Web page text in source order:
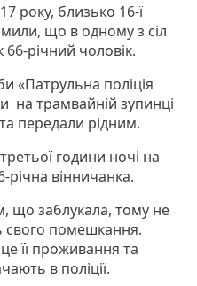
року, близько 16-ї
що в одному з сіл
річний чоловік.
«Патрульна поліція
на трамвайній зупинці
передали рідним.
години ночі на
річна вінничанка.
що заблукала, тому не
свого помешкання.
її проживання та
в поліції.